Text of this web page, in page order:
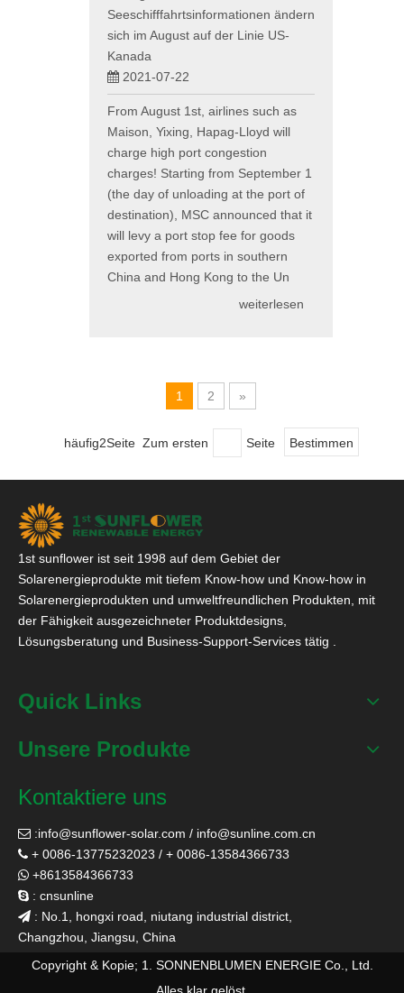
Seeschifffahrtsinformationen ändern
sich im August auf der Linie US-
Kanada
2021-07-22
From August 1st, airlines such as
Maison, Yixing, Hapag-Lloyd will
charge high port congestion
charges! Starting from September 1
(the day of unloading at the port of
destination), MSC announced that it
will levy a port stop fee for goods
exported from ports in southern
China and Hong Kong to the Un
weiterlesen
1 2 »
häufig2Seite Zum ersten Seite Bestimmen
1st sunflower ist seit 1998 auf dem Gebiet der
Solarenergieprodukte mit tiefem Know-how und Know-how in
Solarenergieprodukten und umweltfreundlichen Produkten, mit
der Fähigkeit ausgezeichneter Produktdesigns,
Lösungsberatung und Business-Support-Services tätig .
Quick Links
Unsere Produkte
Kontaktiere uns
 :info@sunflower-solar.com / info@sunline.com.cn
 + 0086-13775232023 / + 0086-13584366733
 +8613584366733
 : cnsunline
 : No.1, hongxi road, niutang industrial district,
Changzhou, Jiangsu, China
Copyright & Kopie; 1. SONNENBLUMEN ENERGIE Co., Ltd.
Alles klar gelöst.